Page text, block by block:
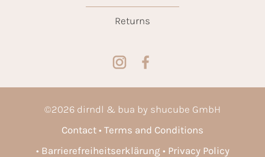
Returns
©2026 dirndl & bua by shucube GmbH
Contact
Terms and Conditions
Barrierefreiheitserklärung
Privacy Policy